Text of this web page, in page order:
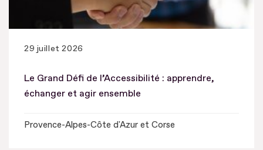
29 juillet 2026
Le Grand Défi de l’Accessibilité : apprendre,
échanger et agir ensemble
Provence-Alpes-Côte d'Azur et Corse